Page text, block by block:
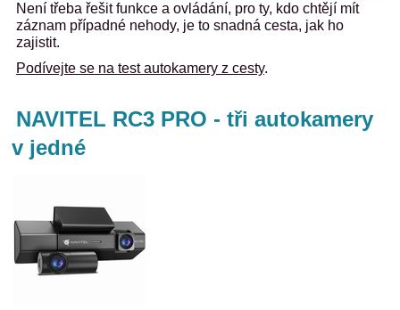
Není třeba řešit funkce a ovládání, pro ty, kdo chtějí mít
záznam případné nehody, je to snadná cesta, jak ho
zajistit.
Podívejte se na test autokamery z cesty.
NAVITEL RC3 PRO - tři autokamery
v jedné